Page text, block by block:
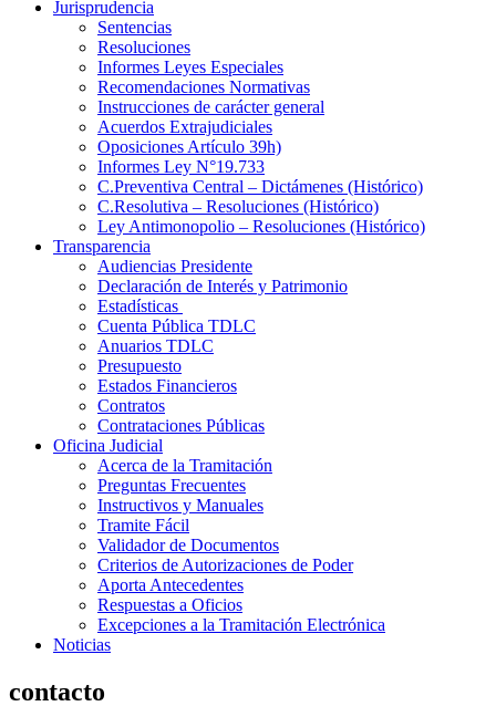
Jurisprudencia
Sentencias
Resoluciones
Informes Leyes Especiales
Recomendaciones Normativas
Instrucciones de carácter general
Acuerdos Extrajudiciales
Oposiciones Artículo 39h)
Informes Ley N°19.733
C.Preventiva Central – Dictámenes (Histórico)
C.Resolutiva – Resoluciones (Histórico)
Ley Antimonopolio – Resoluciones (Histórico)
Transparencia
Audiencias Presidente
Declaración de Interés y Patrimonio
Estadísticas
Cuenta Pública TDLC
Anuarios TDLC
Presupuesto
Estados Financieros
Contratos
Contrataciones Públicas
Oficina Judicial
Acerca de la Tramitación
Preguntas Frecuentes
Instructivos y Manuales
Tramite Fácil
Validador de Documentos
Criterios de Autorizaciones de Poder
Aporta Antecedentes
Respuestas a Oficios
Excepciones a la Tramitación Electrónica
Noticias
contacto